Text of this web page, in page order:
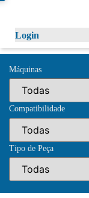
Login
Máquinas
Compatibilidade
Tipo de Peça